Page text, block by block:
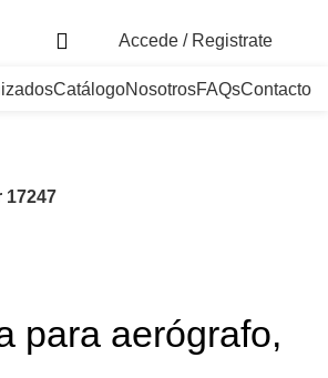
Accede / Registrate
CatálogoNosotrosFAQsContacto
17247
para aerógrafo,